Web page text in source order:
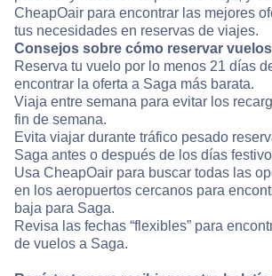
CheapOair para encontrar las mejores
tus necesidades en reservas de viajes.
Consejos sobre cómo reservar
Reserva tu vuelo por lo menos 21 días
encontrar la oferta a Saga más barata.
Viaja entre semana para evitar los
fin de semana.
Evita viajar durante tráfico pesado
Saga antes o después de los días
Usa CheapOair para buscar todas las
en los aeropuertos cercanos para
baja para Saga.
Revisa las fechas “flexibles” para
de vuelos a Saga.